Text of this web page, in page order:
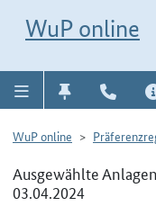
WuP online
WuP online
Ausgewählte
03.04.2024